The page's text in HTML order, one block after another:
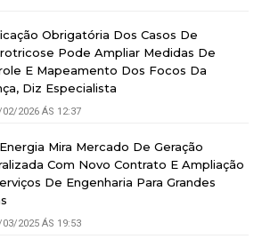
Obrigatória Dos Casos De
Pode Ampliar Medidas De
E Mapeamento Dos Focos Da
Diz Especialista
02/2026 ÁS 12:37
Mira Mercado De Geração
Com Novo Contrato E Ampliação
De Engenharia Para Grandes
03/2025 ÁS 19:53